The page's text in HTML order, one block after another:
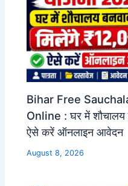
Bihar Free
Online : घर में शौचालय
ऐसे करें ऑनलाइन आवेदन
August 8, 2026